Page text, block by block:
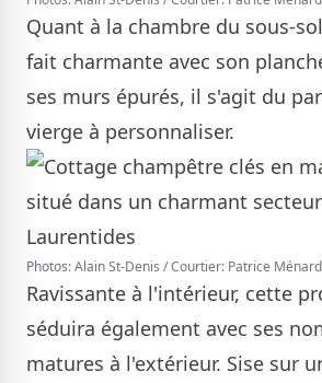
Quant à la chambre du sous-
fait charmante avec son
ses murs épurés, il s'agit du
vierge à personnaliser.
Photos: Alain St-Denis / Courtier: Patrice
Ravissante à l'intérieur, cette
séduira également avec ses
matures à l'extérieur. Sise sur